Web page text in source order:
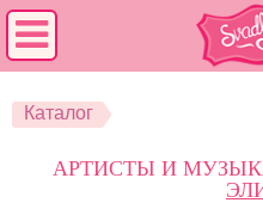
Каталог
АРТИСТЫ И